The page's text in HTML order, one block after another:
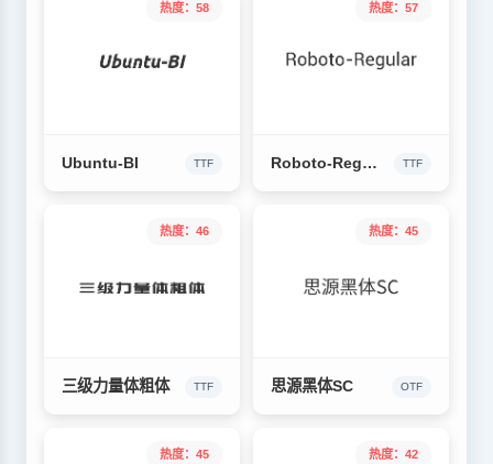
热度：58
Ubuntu-BI TTF
热度：57
Roboto-Regular TTF
热度：46
三级力量体粗体 TTF
热度：45
思源黑体SC OTF
热度：45 热度：42